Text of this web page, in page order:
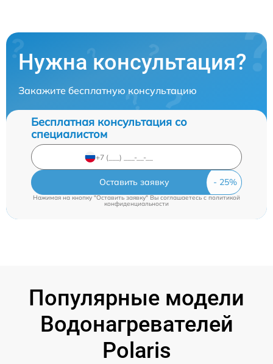
Нужна консультация?
Закажите бесплатную консультацию
Бесплатная консультация со
специалистом
Оставить заявку
Нажимая на кнопку "Оставить заявку" Вы соглашаетесь cполитикой
конфиденциальности
Популярные модели
Водонагревателей
Polaris